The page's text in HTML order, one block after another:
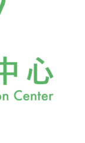
」。這份嚴峻
Tracker）智
旗、標準普爾